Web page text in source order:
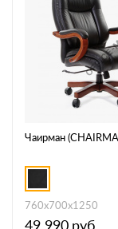
Чаирман
760х700х1250
49 990 руб.